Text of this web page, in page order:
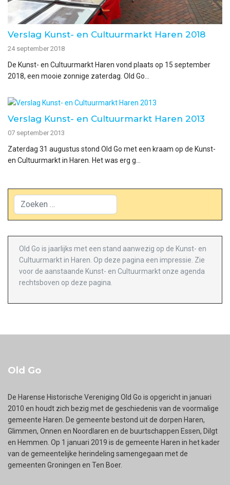
Verslag Kunst- en Cultuurmarkt Haren 2018
24 september 2018
De Kunst- en Cultuurmarkt Haren vond plaats op 15 september
2018, een mooie zonnige zaterdag. Old Go...
Verslag Kunst- en Cultuurmarkt Haren 2013
07 september 2013
Zaterdag 31 augustus stond Old Go met een kraam op de Kunst-
en Cultuurmarkt in Haren. Het was erg g...
Zoeken
Old Go is jaarlijks met een stand aanwezig op de Kunst- en
Cultuurmarkt in Haren. Op deze pagina een impressie. Zie
voor de aanstaande Kunst- en Cultuurmarkt onze agenda
rechtsboven op deze pagina.
Old Go
De Harense Historische Vereniging Old Go is opgericht in januari
2010 en houdt zich bezig met de geschiedenis van de voormalige
gemeente Haren. De gemeente bestond uit de dorpen Haren,
Glimmen, Onnen en Noordlaren en de buurtschappen Essen, Dilgt
en Hemmen. Op 1 januari 2019 is de gemeente Haren in het kader
van de gemeentelijke herindeling samengegaan met de
gemeenten Groningen en Ten Boer.